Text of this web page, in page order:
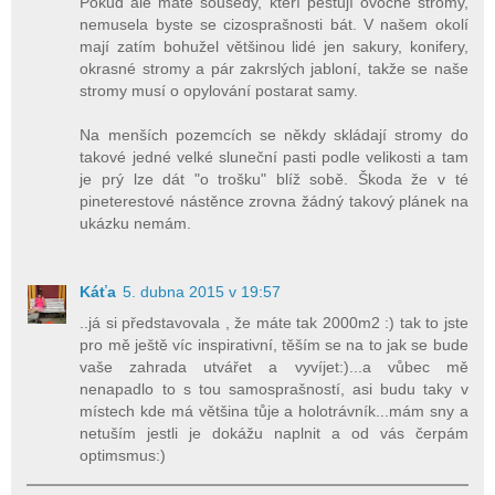
nemusela byste se cizosprašnosti bát. V našem okolí
mají zatím bohužel většinou lidé jen sakury, konifery,
okrasné stromy a pár zakrslých jabloní, takže se naše
stromy musí o opylování postarat samy.
Na menších pozemcích se někdy skládají stromy do
takové jedné velké sluneční pasti podle velikosti a tam
je prý lze dát "o trošku" blíž sobě. Škoda že v té
pineterestové nástěnce zrovna žádný takový plánek na
ukázku nemám.
Káťa 5. dubna 2015 v 19:57
..já si představovala , že máte tak 2000m2 :) tak to jste
pro mě ještě víc inspirativní, těším se na to jak se bude
vaše zahrada utvářet a vyvíjet:)...a vůbec mě
nenapadlo to s tou samosprašností, asi budu taky v
místech kde má většina tůje a holotrávník...mám sny a
netuším jestli je dokážu naplnit a od vás čerpám
optimsmus:)